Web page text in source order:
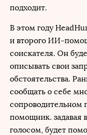
подходит.
В этом году
и второго ИИ-
соискателя. Он
описывать свои
обстоятельства.
сообщать о себе
помощник. задавая
голосом, будет